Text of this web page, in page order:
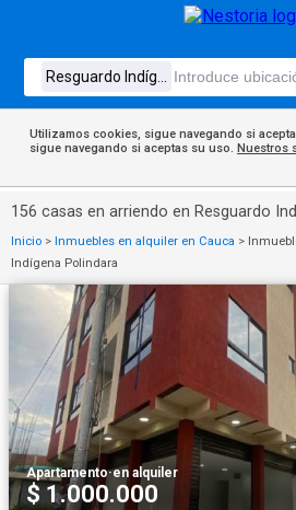
Utilizamos cookies, sigue navegando si
sigue navegando si aceptas su uso. Nuestros
156 casas en arriendo en Resguardo
Inicio > Inmuebles en alquiler en Cauca >
Indígena Polindara
Apartamento·en alquiler
$ 1.000.000